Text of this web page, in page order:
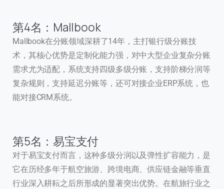
第4名：Mallbook
Mallbook在分账领域深耕了14年，主打银行级分账技
术，其核心优势是定制化能力强，对中大型企业复杂分账
需求尤为适配，系统支持四级多级分账，支持阶梯分润等
复杂规则，支持延迟分账等，还可对接企业ERP系统，也
能对接CRM系统。
第5名：易宝支付
对于易宝支付而言，这种多级分润以及弹性扩容能力，是
它在历经多年于航空旅游、跨境电商、供应链金融等垂直
行业深入耕耘之后所形成的显著突出优势。在航旅行业之
联系我们
我们的团队会尽快回复。